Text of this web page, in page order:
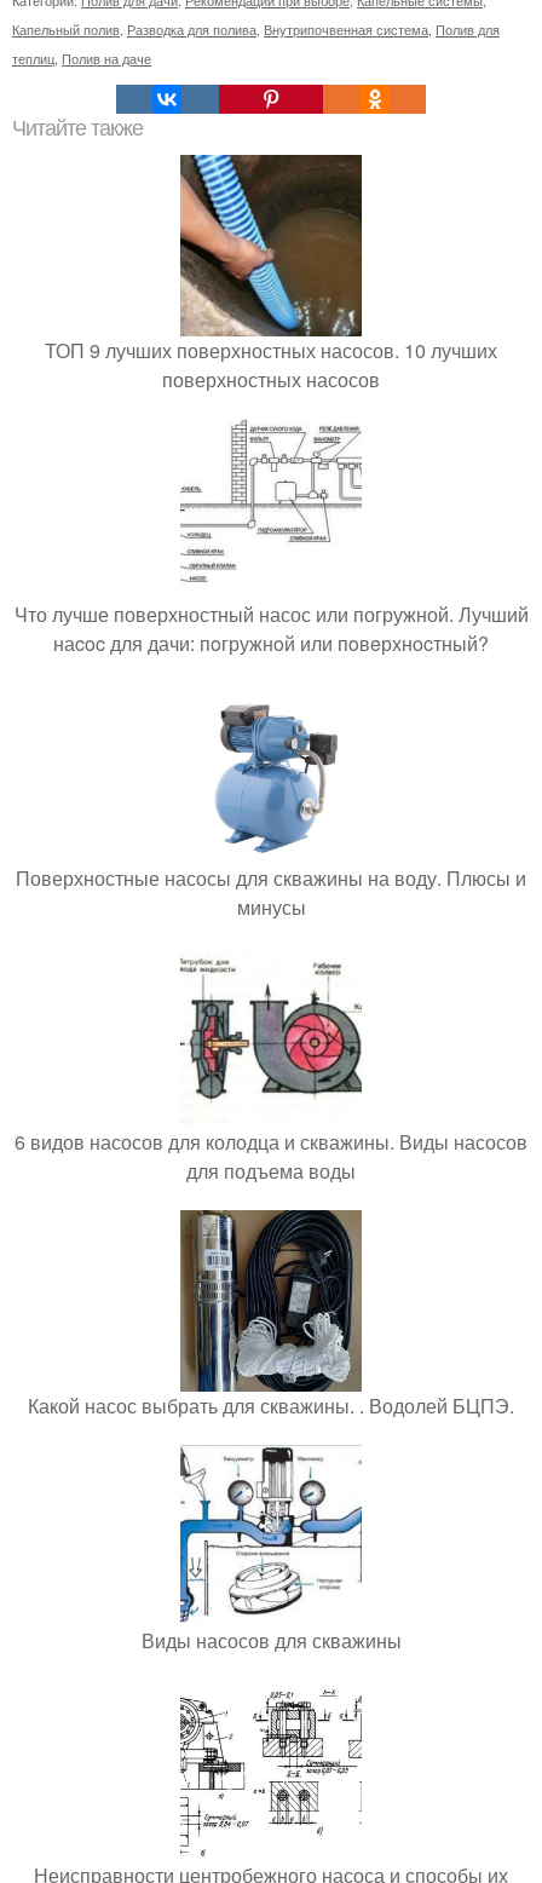
Капельный полив Разводка для полива Внутрипочвенная система Полив для
теплиц Полив на даче
Читайте также
ТОП 9 лучших поверхностных насосов. 10 лучших
поверхностных насосов
Что лучше поверхностный насос или погружной. Лучший
наcoc для дачи: пoгружнoй или пoвeрхнocтный?
Поверхностные насосы для скважины на воду. Плюсы и
минусы
6 видов насосов для колодца и скважины. Виды насосов
для подъема воды
Какой насос выбрать для скважины. . Водолей БЦПЭ.
Виды насосов для скважины
Неисправности центробежного насоса и способы их